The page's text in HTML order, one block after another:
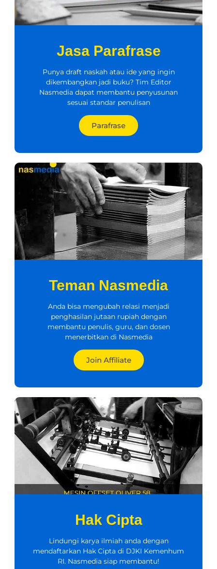
Jasa Parafrase
Punya draft naskah atau ide yang ingin
dikembangkan jadi buku? Tim Editor
Nasmedia dapat membantu penyusunan
sesuai standar penulisan
Parafrase
Teman Nasmedia
Anda bisa mengubah relasi menjadi
penghasilan jutaan rupiah dengan
membantu penulis, guru, dan dosen
menerbitkan di Nasmedia
Join Affiliate
Hak Cipta
Lindungi karya ilmiah anda dengan
mendaftarkan Hak Cipta di DJKI Kemenhum
RI. Nasmedia siap membantu!